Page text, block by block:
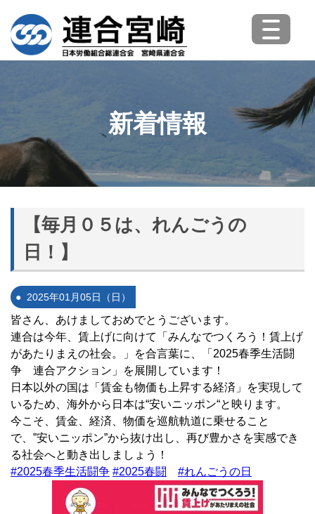
新着情報
【毎月０５は、れんごうの
日！】
2025年01月05日（日）
皆さん、あけましておめでとうございます。
連合は今年、賃上げに向けて「みんなでつくろう！賃上げ
があたりまえの社会。」を合言葉に、「2025春季生活闘
争 連合アクション」を展開しています！
日本以外の国は「賃金も物価も上昇する経済」を実現して
いるため、海外から日本は“安いニッポン“と映ります。
今こそ、賃金、経済、物価を巡航軌道に乗せること
で、”安いニッポン”から抜け出し、再び豊かさを実感でき
る社会へと動き出しましょう！
#2025春季生活闘争 #2025春闘 #れんごうの日